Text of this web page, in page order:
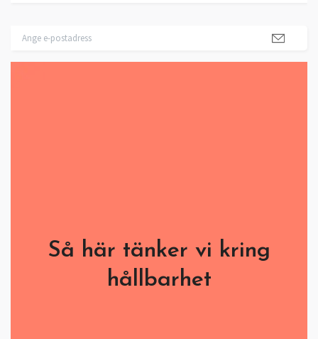
Så här tänker vi kring
hållbarhet